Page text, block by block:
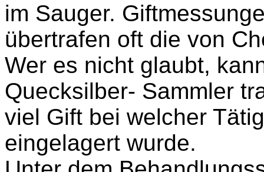
im Sauger.
übertrafen oft die von
Wer es nicht glaubt,
Quecksilber- Sammler
viel Gift bei welcher
eingelagert wurde.